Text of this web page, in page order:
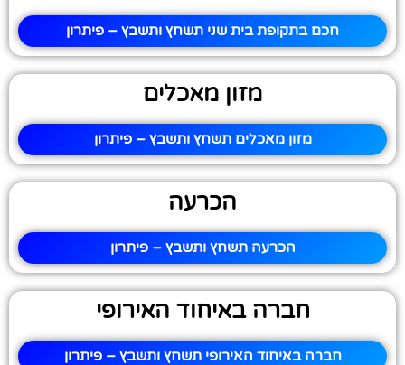
חכם בתקופת בית שני תשחץ ותשבץ – פיתרון
מזון מאכלים
מזון מאכלים תשחץ ותשבץ – פיתרון
הכרעה
הכרעה תשחץ ותשבץ – פיתרון
חברה באיחוד האירופי
חברה באיחוד האירופי תשחץ ותשבץ – פיתרון